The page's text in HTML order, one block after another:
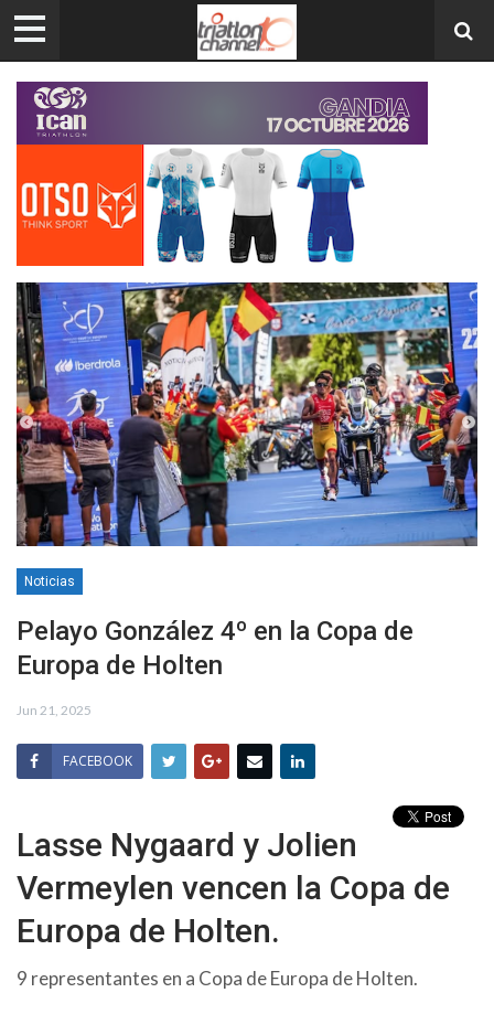
Noticias
Pelayo González 4º en la Copa de
Europa de Holten
Jun 21, 2025
FACEBOOK
Lasse Nygaard y Jolien
Vermeylen vencen la Copa de
Europa de Holten.
9 representantes en a Copa de Europa de Holten.